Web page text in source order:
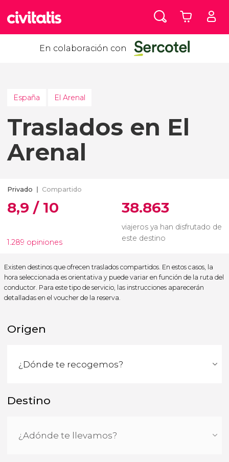
En colaboración con
España El Arenal
Traslados en El
Arenal
Privado Compartido
8,9 / 10
1.289 opiniones
38.863
viajeros ya han disfrutado de
este destino
Existen destinos que ofrecen traslados compartidos. En estos casos, la
hora seleccionada es orientativa y puede variar en función de la ruta del
conductor. Para este tipo de servicio, las instrucciones aparecerán
detalladas en el voucher de la reserva.
Origen
Destino